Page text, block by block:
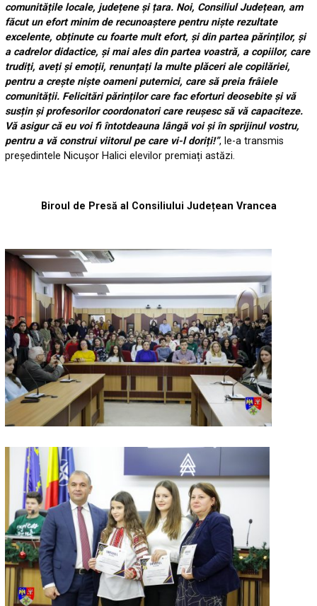
comunitățile locale, județene și țara. Noi, Consiliul Județean, am
făcut un efort minim de recunoaștere pentru niște rezultate
excelente, obținute cu foarte mult efort, și din partea părinților, și
a cadrelor didactice, și mai ales din partea voastră, a copiilor, care
trudiți, aveți și emoții, renunțați la multe plăceri ale copilăriei,
pentru a crește niște oameni puternici, care să preia frâiele
comunității. Felicitări părinților care fac eforturi deosebite și vă
susțin și profesorilor coordonatori care reușesc să vă capaciteze.
Vă asigur că eu voi fi întotdeauna lângă voi și în sprijinul vostru,
pentru a vă construi viitorul pe care vi-l doriți!”, le-a transmis
președintele Nicușor Halici elevilor premiați astăzi.
Biroul de Presă al Consiliului Județean Vrancea